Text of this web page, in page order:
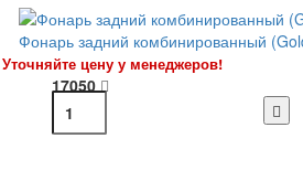
Фонарь задний комбинированный
Уточняйте цену у менеджеров!
17050